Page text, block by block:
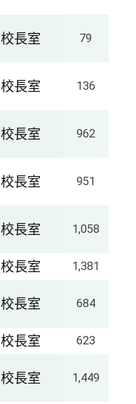
校長室 79
校長室 136
校長室 962
校長室 951
校長室 1,058
校長室 1,381
校長室 684
校長室 623
校長室 1,449